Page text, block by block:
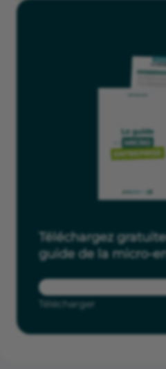
Téléchargez
guide de la micro-
Télécharger